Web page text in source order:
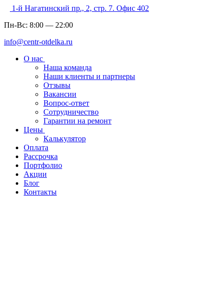
1-й Нагатинский пр., 2, стр. 7. Офис 402
Пн-Вс: 8:00 — 22:00
info@centr-otdelka.ru
О нас
Наша команда
Наши клиенты и партнеры
Отзывы
Вакансии
Вопрос-ответ
Сотрудничество
Гарантии на ремонт
Цены
Калькулятор
Оплата
Рассрочка
Портфолио
Акции
Блог
Контакты